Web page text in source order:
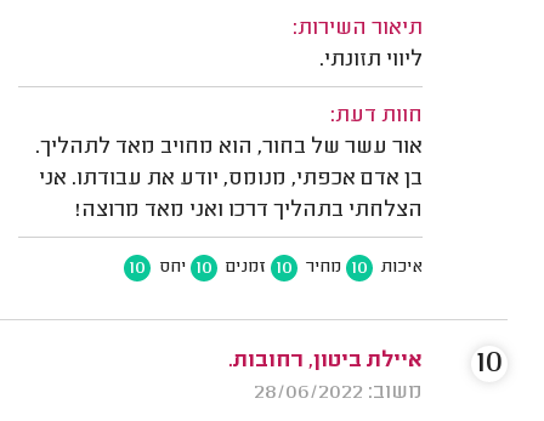
תיאור השירות:
ליווי תזונתי.
חוות דעת:
אור עשר של בחור, הוא מחויב מאד לתהליך.
בן אדם אכפתי, מנומס, יודע את עבודתו. אני
הצלחתי בתהליך דרכו ואני מאד מרוצה!
איכות 10 מחיר 10 זמנים 10 יחס 10
איילת ביטון, רחובות.
משוב: 28/06/2022
10